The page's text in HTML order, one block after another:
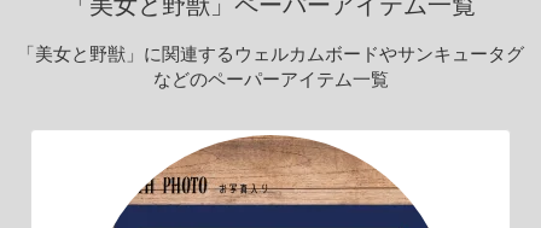
「美女と野獣」に関連するウェルカムボードやサンキュータグ
などのペーパーアイテム一覧